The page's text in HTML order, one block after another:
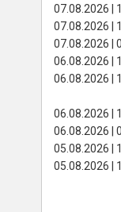
07.08.2026 |
07.08.2026 |
07.08.2026 |
06.08.2026 |
06.08.2026 |
06.08.2026 |
06.08.2026 |
05.08.2026 |
05.08.2026 |